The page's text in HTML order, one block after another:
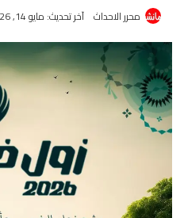
محرر الاحداث آخر تحديث: مايو 14, 2026